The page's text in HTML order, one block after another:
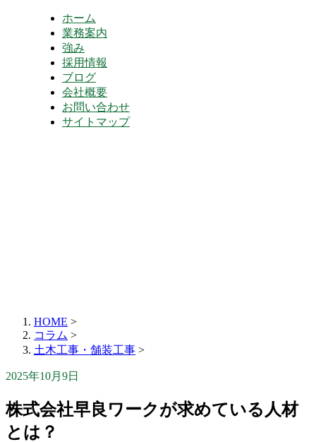
ホーム
業務案内
強み
採用情報
ブログ
会社概要
お問い合わせ
サイトマップ
HOME >
コラム >
土木工事・舗装工事 >
2025年10月9日
株式会社早良ワークが求めている人材
とは？